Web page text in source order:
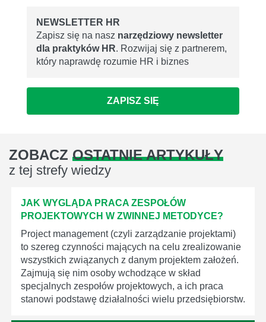
NEWSLETTER HR
Zapisz się na nasz narzędziowy newsletter
dla praktyków HR. Rozwijaj się z partnerem,
który naprawdę rozumie HR i biznes
ZAPISZ SIĘ
ZOBACZ OSTATNIE ARTYKUŁY
z tej strefy wiedzy
JAK WYGLĄDA PRACA ZESPOŁÓW
PROJEKTOWYCH W ZWINNEJ METODYCE?
Project management (czyli zarządzanie projektami)
to szereg czynności mających na celu zrealizowanie
wszystkich związanych z danym projektem założeń.
Zajmują się nim osoby wchodzące w skład
specjalnych zespołów projektowych, a ich praca
stanowi podstawę działalności wielu przedsiębiorstw.